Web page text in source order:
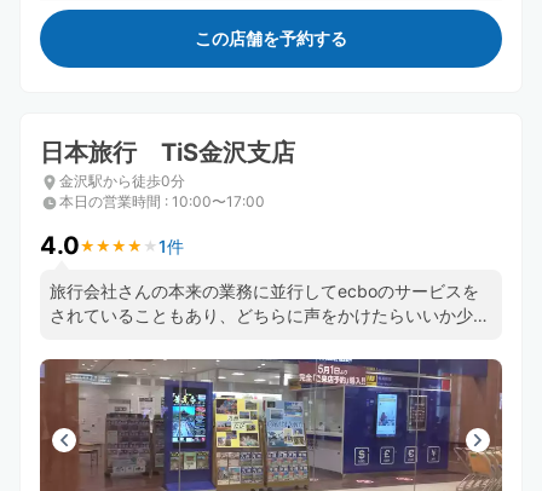
この店舗を予約する
日本旅行 TiS金沢支店
金沢駅から徒歩0分
本日の営業時間 : 10:00〜17:00
4.0★ ★ ★ ★ ★
★ ★ ★ ★ ★ 1件
旅行会社さんの本来の業務に並行してecboのサービスを
されていることもあり、どちらに声をかけたらいいか少し
ただきました。お世話になりました。